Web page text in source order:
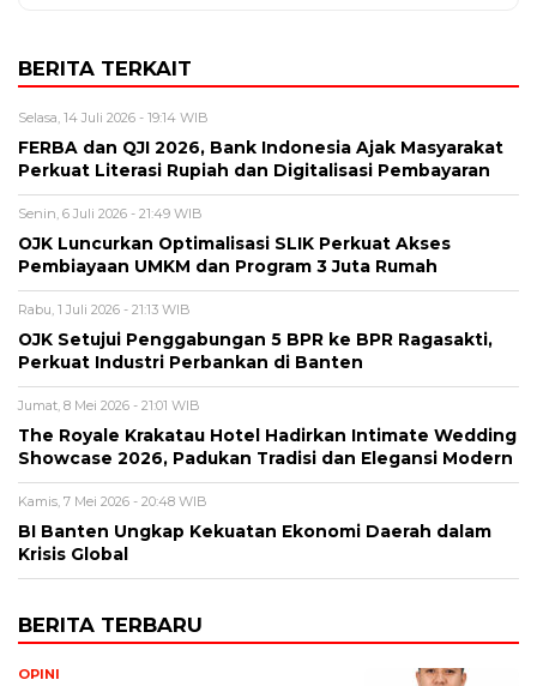
BERITA TERKAIT
Selasa, 14 Juli 2026 - 19:14 WIB
FERBA dan QJI 2026, Bank Indonesia Ajak Masyarakat
Perkuat Literasi Rupiah dan Digitalisasi Pembayaran
Senin, 6 Juli 2026 - 21:49 WIB
OJK Luncurkan Optimalisasi SLIK Perkuat Akses
Pembiayaan UMKM dan Program 3 Juta Rumah
Rabu, 1 Juli 2026 - 21:13 WIB
OJK Setujui Penggabungan 5 BPR ke BPR Ragasakti,
Perkuat Industri Perbankan di Banten
Jumat, 8 Mei 2026 - 21:01 WIB
The Royale Krakatau Hotel Hadirkan Intimate Wedding
Showcase 2026, Padukan Tradisi dan Elegansi Modern
Kamis, 7 Mei 2026 - 20:48 WIB
BI Banten Ungkap Kekuatan Ekonomi Daerah dalam
Krisis Global
BERITA TERBARU
OPINI